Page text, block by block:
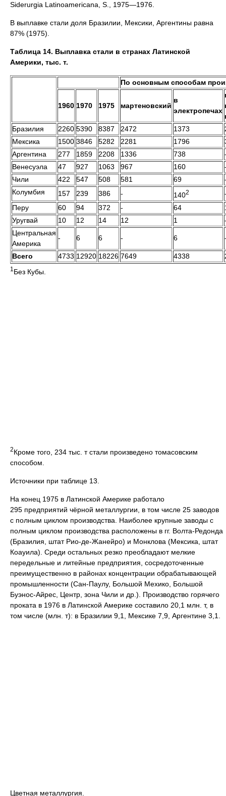
Siderurgia Latinoamericana, S., 1975—1976.
В выплавке стали доля Бразилии, Мексики, Аргентины равна
87% (1975).
Таблица 14. Выплавка стали в странах Латинской
Америки, тыс. т.
По основным способам
1960 1970 1975 мартеновский
в
электропечах
Бразилия
2260 5390 8387 2472 1373
Мексика
1500 3846 5282 2281 1796
Аргентина
277 1859 2208 1336 738
Венесуэла
47 927 1063 967 160
Чили
422 547 508 581 69
Колумбия
157 239 386 - 1402
Перу
60 94 372 - 64
Уругвай
10 12 14 12 1
Центральная
Америка
- 6 6 - 6
Всего 4733 12920 18226 7649 4338
1 Без Кубы.
2Кроме того, 234 тыс. т стали произведено томасовским
способом.
Источники при таблице 13.
На конец 1975 в Латинской Америке работало
295 предприятий чёрной металлургии, в том числе 25 заводов
с полным циклом производства. Наиболее крупные заводы с
полным циклом производства расположены в гг. Волта-Редонда
(Бразилия, штат Рио-де-Жанейро) и Монклова (Мексика, штат
Коауила). Среди остальных резко преобладают мелкие
передельные и литейные предприятия, сосредоточенные
преимущественно в районах концентрации обрабатывающей
промышленности (Сан-Паулу, Большой Мехико, Большой
Буэнос-Айрес, Центр, зона Чили и др.). Производство горячего
проката в 1976 в Латинской Америке составило 20,1 млн. т, в
том числе (млн. т): в Бразилии 9,1, Мексике 7,9, Аргентине 3,1.
Цветная металлургия.